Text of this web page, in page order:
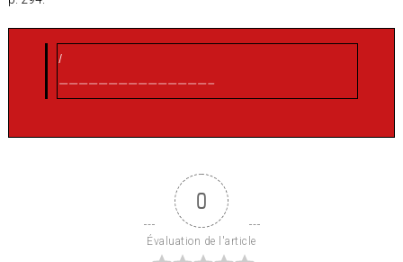
I
———————————————–
0
Évaluation de l'article